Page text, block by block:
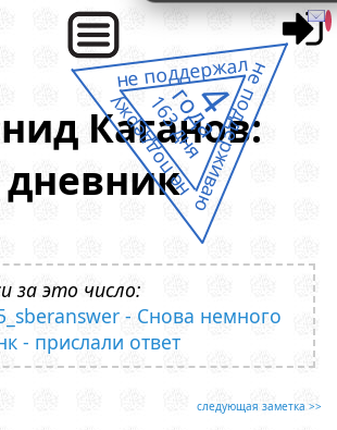
Каганов:
дневник
за это число:
- Снова немного
- прислали ответ
следующая заметка >>
не поддержал
не поддерживаю
не поддержу4
года
163 дня